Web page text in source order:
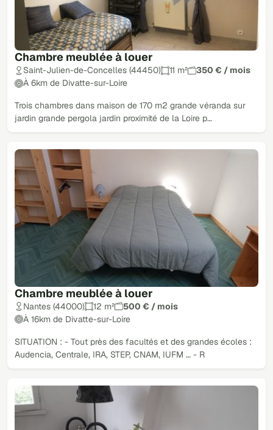
Chambre meublée à louer
Saint-Julien-de-Concelles (44450) 11 m²
350 € / mois
À 6km de Divatte-sur-Loire
Trois chambres dans maison de 170 m2 grande véranda sur
jardin grande pergola jardin proximité de la Loire p…
Chambre meublée à louer
Nantes (44000) 12 m²
500 € / mois
À 16km de Divatte-sur-Loire
SITUATION : - Tout près des facultés et des grandes écoles :
Audencia, Centrale, IRA, STEP, CNAM, IUFM … - R